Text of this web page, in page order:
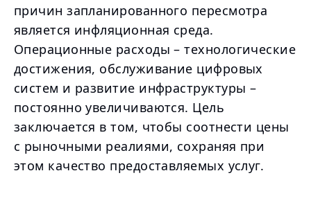
причин запланированного пересмотра
является инфляционная среда.
Операционные расходы – технологические
достижения, обслуживание цифровых
систем и развитие инфраструктуры –
постоянно увеличиваются. Цель
заключается в том, чтобы соотнести цены
с рыночными реалиями, сохраняя при
этом качество предоставляемых услуг.